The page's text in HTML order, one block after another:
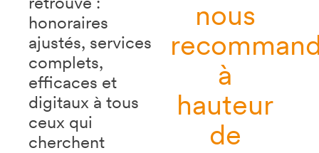
retrouve :
honoraires
ajustés, services
complets,
efficaces et
digitaux à tous
ceux qui
cherchent
nous
à
hauteur
de